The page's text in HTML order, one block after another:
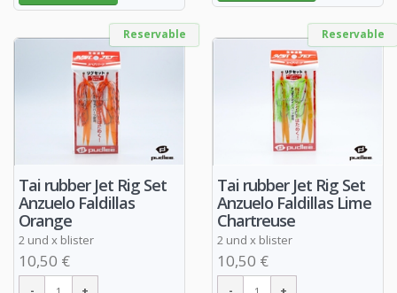
Reservable
Tai rubber Jet Rig Set
Anzuelo Faldillas
Orange
2 und x blister
10,50 €
Reservable
Tai rubber Jet Rig Set
Anzuelo Faldillas Lime
Chartreuse
2 und x blister
10,50 €